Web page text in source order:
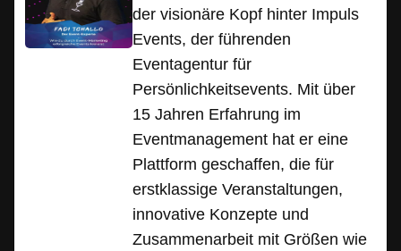
der visionäre Kopf hinter Impuls
Events, der führenden
Eventagentur für
Persönlichkeitsevents. Mit über
15 Jahren Erfahrung im
Eventmanagement hat er eine
Plattform geschaffen, die für
erstklassige Veranstaltungen,
innovative Konzepte und
Zusammenarbeit mit Größen wie